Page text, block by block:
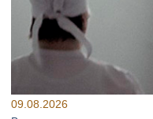
09.08.2026